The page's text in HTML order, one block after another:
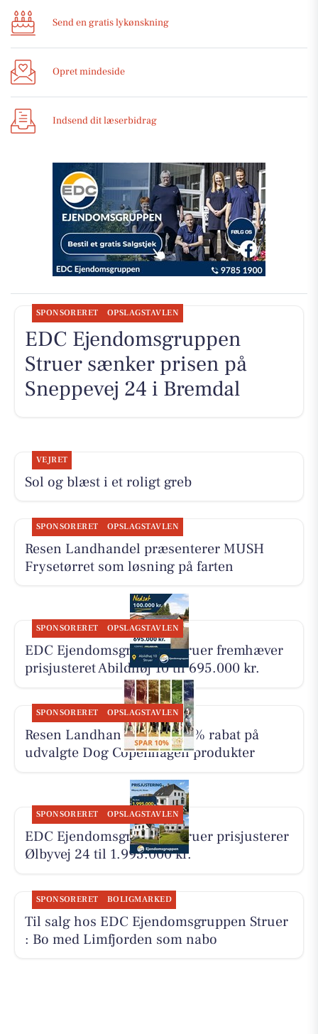
Send en gratis lykønskning
Opret mindeside
Indsend dit læserbidrag
SPONSORERET OPSLAGSTAVLEN
EDC Ejen­doms­grup­pen
Struer sænker prisen på
Sneppevej 24 i Bremdal
VEJRET
Sol og blæst i et roligt greb
SPONSORERET OPSLAGSTAVLEN
Resen Landhandel præsenterer MUSH
Frysetørret som løsning på farten
SPONSORERET OPSLAGSTAVLEN
EDC Ejen­doms­grup­pen Struer fremhæver
prisjusteret Abildhøj 10 til 695.000 kr.
SPONSORERET OPSLAGSTAVLEN
Resen Landhandel giver 10% rabat på
udvalgte Dog Copenhagen produkter
SPONSORERET OPSLAGSTAVLEN
EDC Ejen­doms­grup­pen Struer prisjusterer
Ølbyvej 24 til 1.995.000 kr.
SPONSORERET BOLIGMARKED
Til salg hos EDC Ejen­doms­grup­pen Struer
: Bo med Limfjorden som nabo